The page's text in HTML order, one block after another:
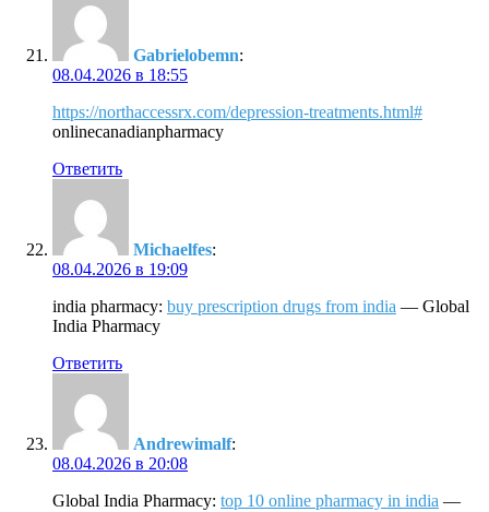
Gabrielobemn:
08.04.2026 в 18:55
https://northaccessrx.com/depression-treatments.html#
onlinecanadianpharmacy
Ответить
Michaelfes:
08.04.2026 в 19:09
india pharmacy: buy prescription drugs from india — Global
India Pharmacy
Ответить
Andrewimalf:
08.04.2026 в 20:08
Global India Pharmacy: top 10 online pharmacy in india —